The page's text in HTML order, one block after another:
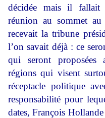
décidée mais il fallait
réunion au sommet
recevait la tribune
l’on savait déjà : ce
qui seront proposées
régions qui visent
réceptacle politique
responsabilité pour
dates, François